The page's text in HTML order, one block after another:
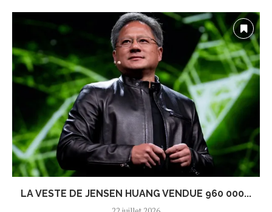
LA VESTE DE JENSEN HUANG VENDUE 960 000...